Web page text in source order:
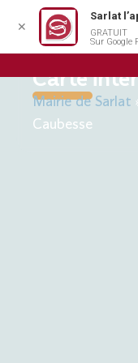
contenu
Carte
Mairie de Sarlat
Caubesse
✕
Sarlat
GRATUIT
Sur Google